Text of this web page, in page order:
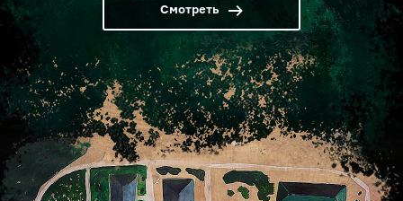
Смотреть